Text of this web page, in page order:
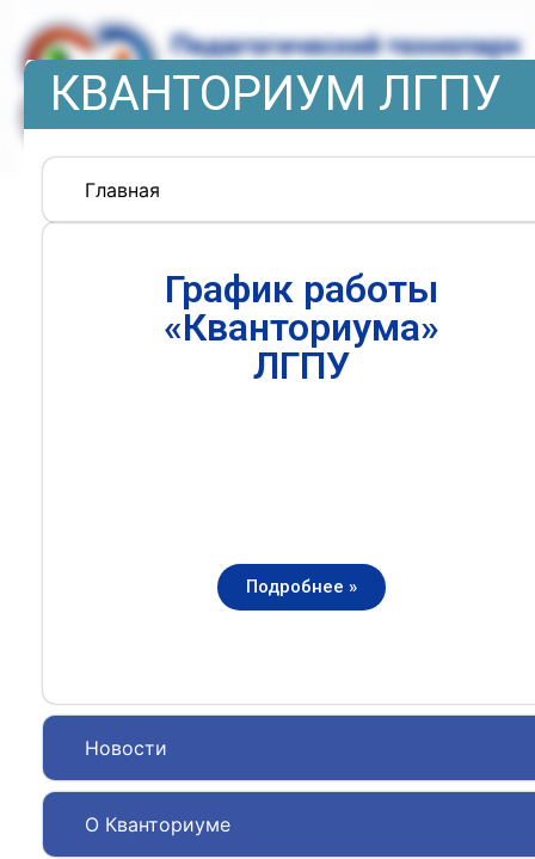
КВАНТОРИУМ ЛГПУ
Главная
Новости
О Кванториуме
График работы
«Кванториума»
ЛГПУ
Подробнее »